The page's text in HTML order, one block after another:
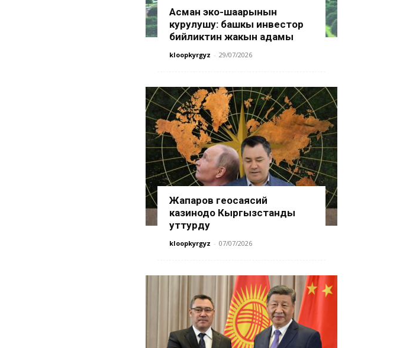
Асман эко-шаарынын
курулушу: башкы инвестор
бийликтин жакын адамы
kloopkyrgyz - 29/07/2026
Жапаров геосаясий
казинодо Кыргызстанды
уттурду
kloopkyrgyz - 07/07/2026